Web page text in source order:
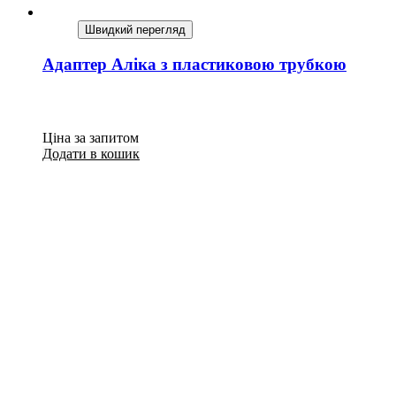
Швидкий перегляд
Адаптер Аліка з пластиковою трубкою
Ціна за запитом
Додати в кошик